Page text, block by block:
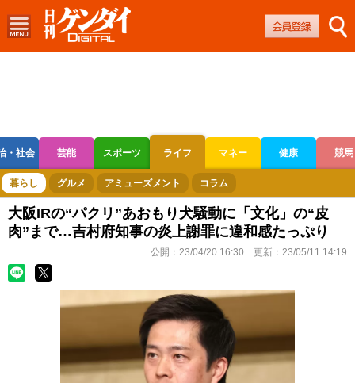
・社会 芸能 スポーツ ライフ マネー 健康 競馬
ボートレース 競輪 オートレース
暮らし グルメ アミューズメント コラム
大阪IRの“パクリ”あおもり犬騒動に「文化」の“皮
肉”まで…吉村府知事の炎上謝罪に違和感たっぷり
公開： 23/04/20 16:30 更新： 23/05/11 14:19